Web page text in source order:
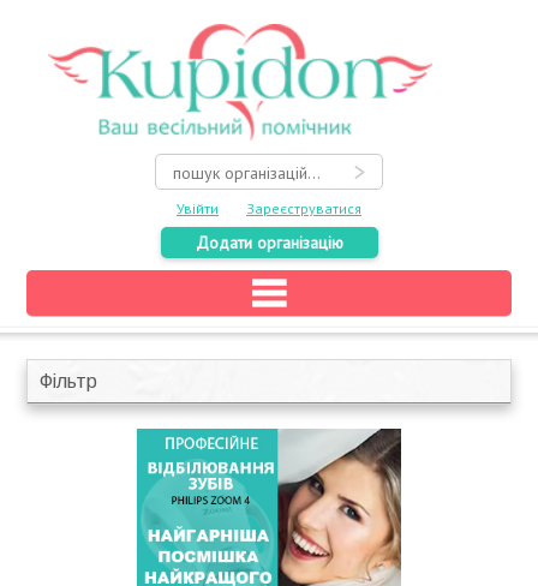
Увійти Зареєструватися
Додати організацію
Головна
Каталог
На карті
Учасники дисконтної програми
Фільтр